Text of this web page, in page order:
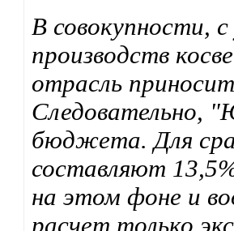
В совокупности,
производств
отрасль
Следовательно,
бюджета. Для
составляют
на этом фоне и
расчет только